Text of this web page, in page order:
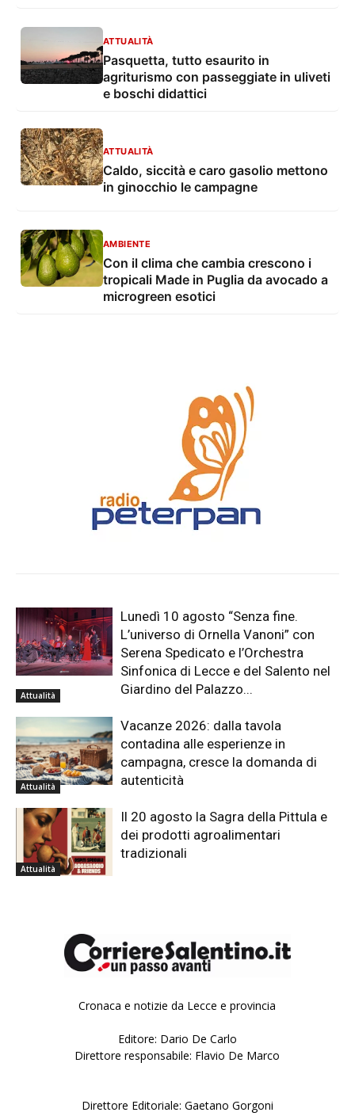
ATTUALITÀ
Pasquetta, tutto esaurito in
agriturismo con passeggiate in uliveti
e boschi didattici
ATTUALITÀ
Caldo, siccità e caro gasolio mettono
in ginocchio le campagne
AMBIENTE
Con il clima che cambia crescono i
tropicali Made in Puglia da avocado a
microgreen esotici
Attualità
Lunedì 10 agosto “Senza fine.
L’universo di Ornella Vanoni” con
Serena Spedicato e l’Orchestra
Sinfonica di Lecce e del Salento nel
Giardino del Palazzo...
Attualità
Vacanze 2026: dalla tavola
contadina alle esperienze in
campagna, cresce la domanda di
autenticità
Attualità
Il 20 agosto la Sagra della Pittula e
dei prodotti agroalimentari
tradizionali
Cronaca e notizie da Lecce e provincia
Editore: Dario De Carlo
Direttore responsabile: Flavio De Marco
Direttore Editoriale: Gaetano Gorgoni